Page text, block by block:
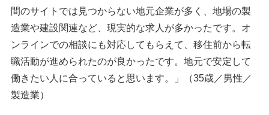
間のサイトでは見つからない地元企業が多く、地場の製
造業や建設関連など、現実的な求人が多かったです。オ
ンラインでの相談にも対応してもらえて、移住前から転
職活動が進められたのが良かったです。地元で安定して
働きたい人に合っていると思います。」（35歳／男性／
製造業）